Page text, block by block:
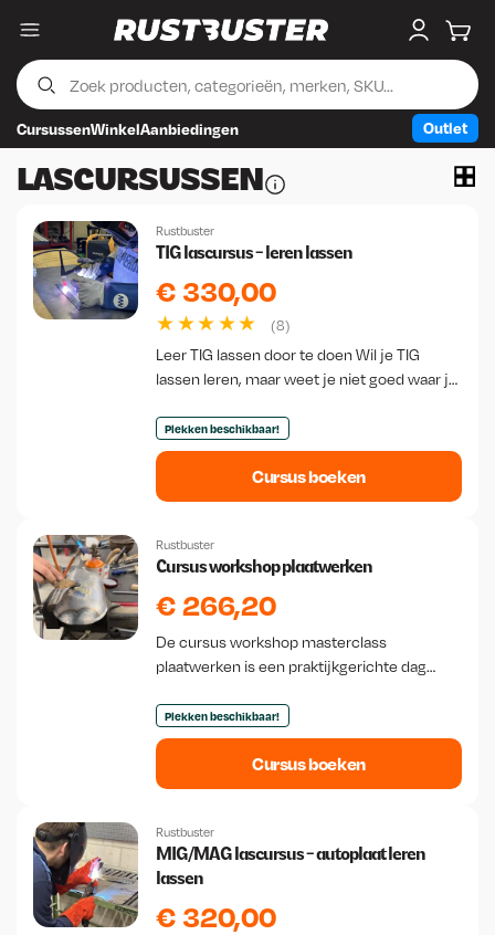
Skip to content
Skip to footer
Menu My
CursussenWinkelAanbiedingen Outlet
LASCURSUSSEN
Rustbuster
TIG lascursus - leren lassen
€ 330,00
(8)
Leer TIG lassen door te doen Wil je TIG
lassen leren, maar weet je niet goed waar je
praktijkgerichte TIG lascursus ontdek…
Plekken beschikbaar!
Cursus boeken
Rustbuster
Cursus workshop plaatwerken
€266,20
De cursus workshop masterclass
plaatwerken is een praktijkgerichte dag
traditioneel plaatwerken leert. Je werkt met
technieken zoals het…
Plekken beschikbaar!
Cursus boeken
Rustbuster
MIG/MAG lascursus - autoplaat leren
lassen
€ 320,00